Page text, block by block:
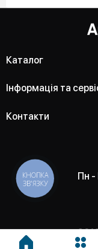
Каталог
Інформація та
Контакти
Пн -
КНОПКА
ЗВ'ЯЗКУ